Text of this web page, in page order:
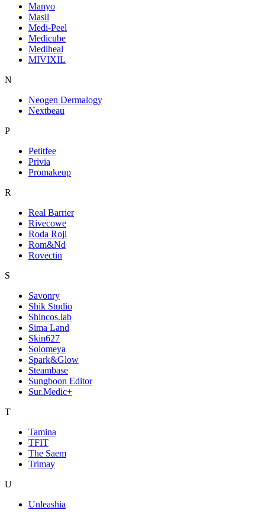
Manyo
Masil
Medi-Peel
Medicube
Mediheal
MIVIXIL
N
Neogen Dermalogy
Nextbeau
P
Petitfee
Privia
Promakeup
R
Real Barrier
Rivecowe
Roda Roji
Rom&Nd
Rovectin
S
Savonry
Shik Studio
Shincos.lab
Sima Land
Skin627
Solomeya
Spark&Glow
Steambase
Sungboon Editor
Sur.Medic+
T
Tamina
TFIT
The Saem
Trimay
U
Unleashia